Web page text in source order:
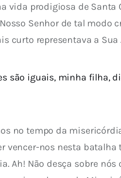
vida prodigiosa de Santa
Senhor de tal modo
curto representava a
são iguais, minha filha,
no tempo da
vencer-nos nesta
Ah! Não desça sobre